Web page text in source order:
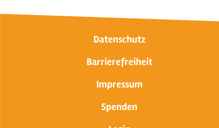
Datenschutz
Barrierefreiheit
Impressum
Spenden